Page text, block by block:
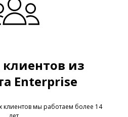
клиентов из
Enterprise
мы работаем более 14